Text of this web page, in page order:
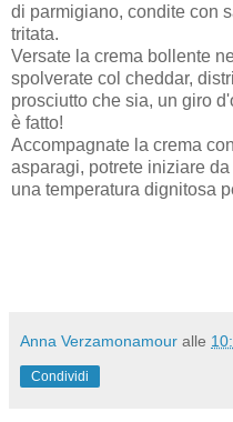
di parmigiano, condite con
tritata.
Versate la crema bollente
spolverate col cheddar,
prosciutto che sia, un giro
è fatto!
Accompagnate la crema
asparagi, potrete iniziare
una temperatura dignitosa
Anna Verzamonamour alle
Condividi